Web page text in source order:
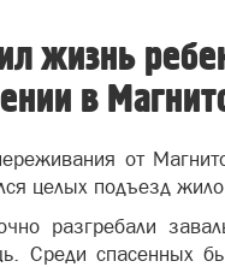
жизнь
в
от
целых подъезд
разгребали
Среди спасенных